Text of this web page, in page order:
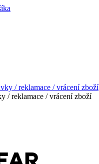
/ reklamace / vrácení zboží
/ reklamace / vrácení zboží